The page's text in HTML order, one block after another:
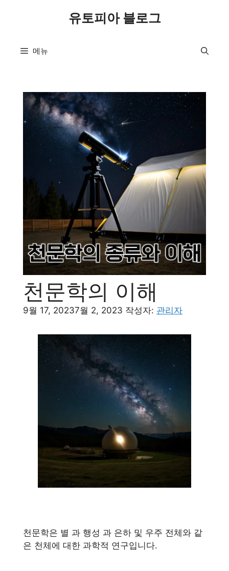
유토피아 블로그
메뉴
천문학의 이해
9월 17, 20237월 2, 2023 작성자: 관리자
천문학은 별 과 행성 과 은하 및 우주 전체와 같
은 천체에 대한 과학적 연구입니다.